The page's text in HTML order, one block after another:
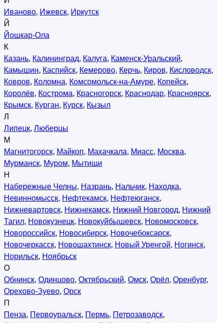
Иваново, Ижевск, Иркутск
Й
Йошкар-Ола
К
Казань, Калининград, Калуга, Каменск-Уральский,
Камышин, Каспийск, Кемерово, Керчь, Киров, Кисловодск,
Ковров, Коломна, Комсомольск-на-Амуре, Копейск,
Королёв, Кострома, Красногорск, Краснодар, Красноярск,
Крымск, Курган, Курск, Кызыл
Л
Липецк, Люберцы
М
Магнитогорск, Майкоп, Махачкала, Миасс, Москва,
Мурманск, Муром, Мытищи
Н
Набережные Челны, Назрань, Нальчик, Находка,
Невинномысск, Нефтекамск, Нефтеюганск,
Нижневартовск, Нижнекамск, Нижний Новгород, Нижний
Тагил, Новокузнецк, Новокуйбышевск, Новомосковск,
Новороссийск, Новосибирск, Новочебоксарск,
Новочеркасск, Новошахтинск, Новый Уренгой, Ногинск,
Норильск, Ноябрьск
О
Обнинск, Одинцово, Октябрьский, Омск, Орёл, Оренбург,
Орехово-Зуево, Орск
П
Пенза, Первоуральск, Пермь, Петрозаводск,